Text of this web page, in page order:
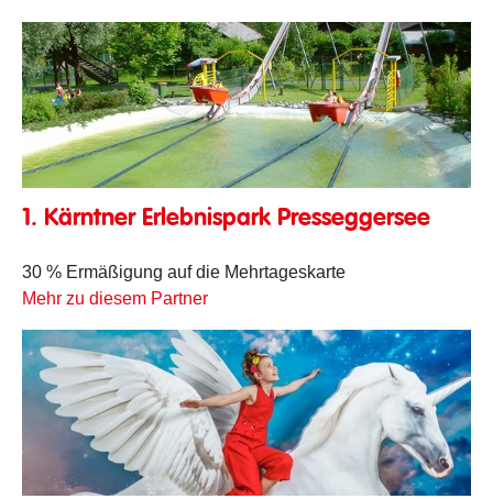
1. Kärntner Erlebnispark Presseggersee
30 % Ermäßigung auf die Mehrtageskarte
Mehr zu diesem Partner